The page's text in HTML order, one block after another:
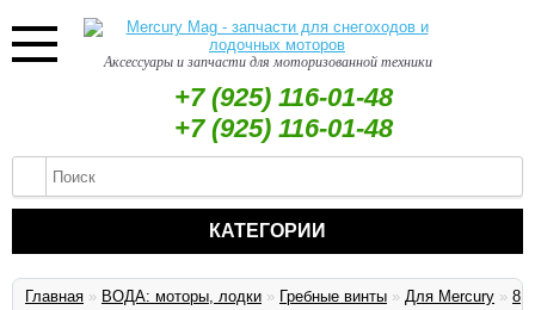
Аксессуары и запчасти для моторизованной техники
+7 (925) 116-01-48
+7 (925) 116-01-48
КАТЕГОРИИ
Главная » ВОДА: моторы, лодки » Гребные винты » Для Mercury » 8